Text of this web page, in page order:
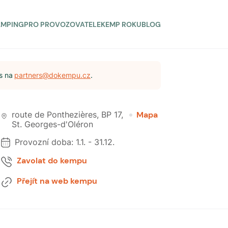
PRO PROVOZOVATELEKEMP ROKUBLOG
na partners@dokempu.cz.
route de Ponthezières, BP 17,
St. Georges-d'Oléron
Mapa
Provozní doba: 1.1. - 31.12.
Zavolat do kempu
Přejít na web kempu